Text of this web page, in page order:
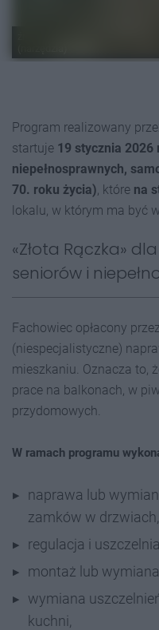
Program realizowany
startuje 19 stycznia 2026
niepełnosprawnych,
70. roku życia), które na
lokalu, w którym ma być
«Złota Rączka»
seniorów i
Fachowiec opłacony
(niespecjalistyczne)
mieszkaniu. Oznacza to,
prace na balkonach, w
przydomowych.
W ramach programu
naprawa lub
zamków w drzwiach,
regulacja i
montaż lub
wymiana
kuchni,